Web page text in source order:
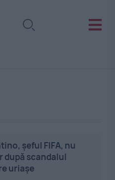
șeful FIFA, nu
după scandalul
uriașe